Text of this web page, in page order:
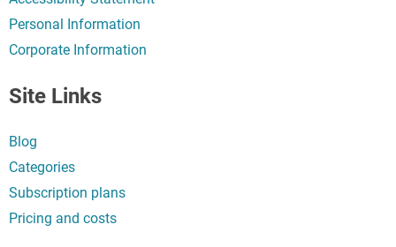
Personal Information
Corporate Information
Site Links
Blog
Categories
Subscription plans
Pricing and costs